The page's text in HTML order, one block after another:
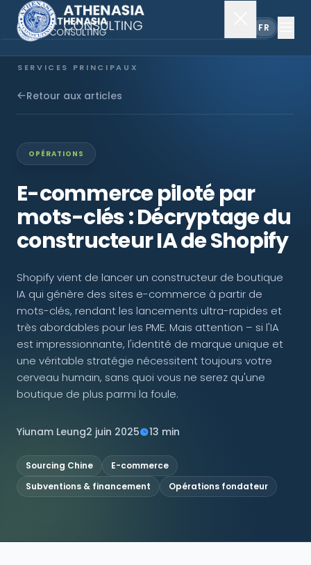
FR
SERVICES PRINCIPAUX
Constitution de société
EXPLORER
Actualités
NOUS SUIVRE
Retour aux articles
OPÉRATIONS
E-commerce piloté par
mots-clés : Décryptage du
constructeur IA de Shopify
Shopify vient de lancer un constructeur de boutique
IA qui génère des sites e-commerce à partir de
mots-clés, rendant les lancements ultra-rapides et
très abordables pour les PME. Mais attention – si l'IA
est impressionnante, l'identité de marque unique et
une véritable stratégie nécessitent toujours votre
cerveau humain, sans quoi vous ne serez qu'une
boutique de plus parmi la foule.
Yiunam Leung2 juin 2025 13 min
Sourcing Chine
E-commerce
Subventions & financement
Opérations fondateur